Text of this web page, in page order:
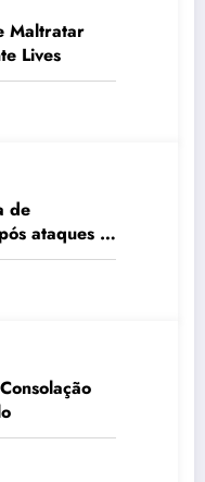
Maltratar
Lives
de
ataques e